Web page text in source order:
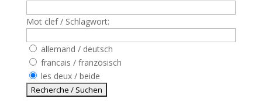
Mot clef / Schlagwort:
allemand / deutsch
francais / französisch
les deux / beide